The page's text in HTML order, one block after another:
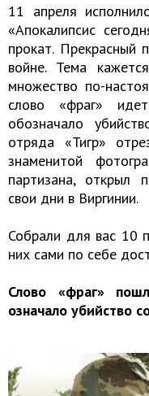
11 апреля
«Апокалипсис
прокат. Прекрасный
войне. Тема
множество по-
слово «фраг»
обозначало
отряда «Тигр»
знаменитой
партизана, открыл
свои дни в Виргинии.
Собрали для вас 10
них сами по себе
Слово «фраг»
означало убийство